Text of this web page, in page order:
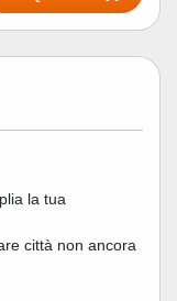
la tua
città non ancora